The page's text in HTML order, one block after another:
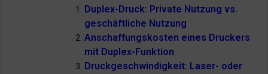
Duplex-Druck: Private Nutzung vs.
geschäftliche Nutzung
Anschaffungskosten eines Druckers
mit Duplex-Funktion
Druckgeschwindigkeit: Laser- oder